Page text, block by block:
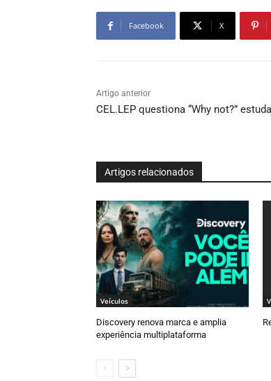
Facebook X
Artigo anterior
CEL.LEP questiona “Why not?”
Artigos relacionados
Veículos
Discovery renova marca e amplia
experiência multiplataforma